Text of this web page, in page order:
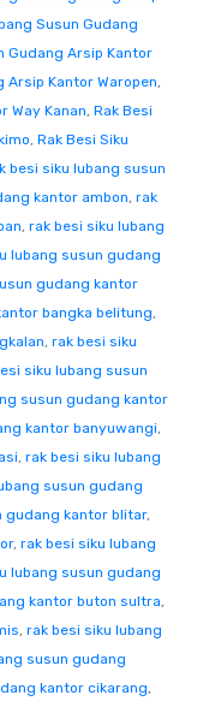
Susun Gudang
Gudang Arsip Kantor
Arsip Kantor Waropen,
Way Kanan, Rak Besi
, Rak Besi Siku
besi siku lubang susun
kantor ambon, rak
, rak besi siku lubang
lubang susun gudang
gudang kantor
bangka belitung,
, rak besi siku
siku lubang susun
susun gudang kantor
kantor banyuwangi,
, rak besi siku lubang
susun gudang
gudang kantor blitar,
, rak besi siku lubang
lubang susun gudang
kantor buton sultra,
, rak besi siku lubang
susun gudang
kantor cikarang,